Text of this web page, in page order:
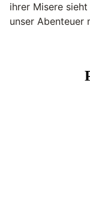
ihrer Misere
unser Abenteuer